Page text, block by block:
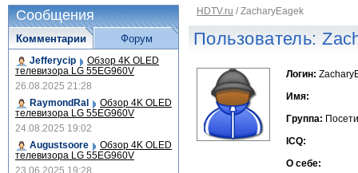
HDTV.ru / ZacharyEagek
Пользователь:
Логин:
Имя:
Группа:
ICQ:
О себе:
Сообщения
Комментарии
Jefferycip Обзор 4K OLED
телевизора LG 55EG960V
26.08.2025 21:28
RaymondRal
Обзор 4K OLED
телевизора LG 55EG960V
24.08.2025 19:02
Augustsoore
Обзор 4K OLED
телевизора LG 55EG960V
23.06.2025 19:28
Форум